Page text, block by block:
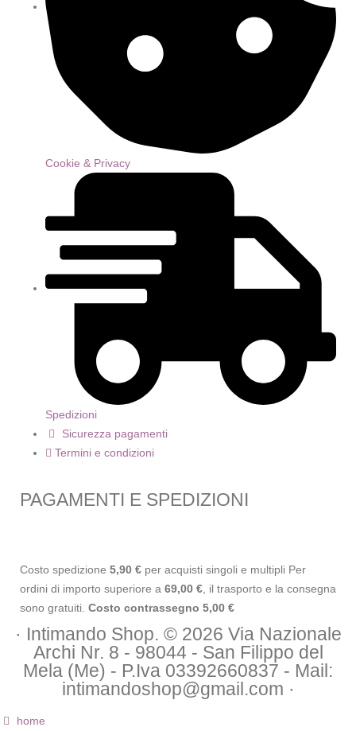
Cookie & Privacy
Spedizioni
Sicurezza pagamenti
Termini e condizioni
PAGAMENTI E SPEDIZIONI
Costo spedizione 5,90 € per acquisti singoli e multipli Per
ordini di importo superiore a 69,00 €, il trasporto e la consegna
sono gratuiti. Costo contrassegno 5,00 €
· Intimando Shop. © 2026 Via Nazionale
Archi Nr. 8 - 98044 - San Filippo del
Mela (Me) - P.Iva 03392660837 - Mail:
intimandoshop@gmail.com ·
home